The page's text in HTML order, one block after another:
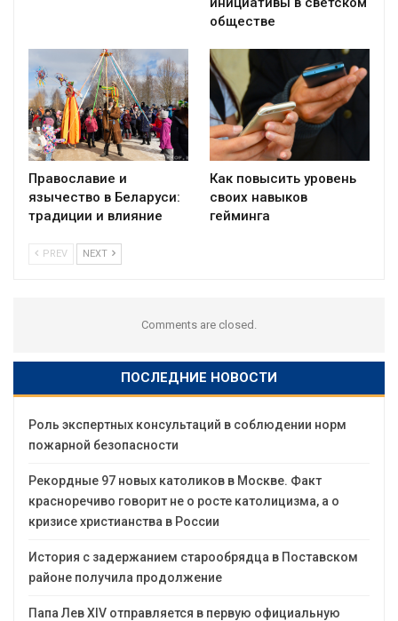
обществе
Православие и
язычество в Беларуси:
традиции и влияние
Как повысить уровень
своих навыков
гейминга
PREV NEXT
Comments are closed.
ПОСЛЕДНИЕ НОВОСТИ
Роль экспертных консультаций в соблюдении норм
пожарной безопасности
Рекордные 97 новых католиков в Москве. Факт
красноречиво говорит не о росте католицизма, а о
кризисе христианства в России
История с задержанием старообрядца в Поставском
районе получила продолжение
Папа Лев XIV отправляется в первую официальную